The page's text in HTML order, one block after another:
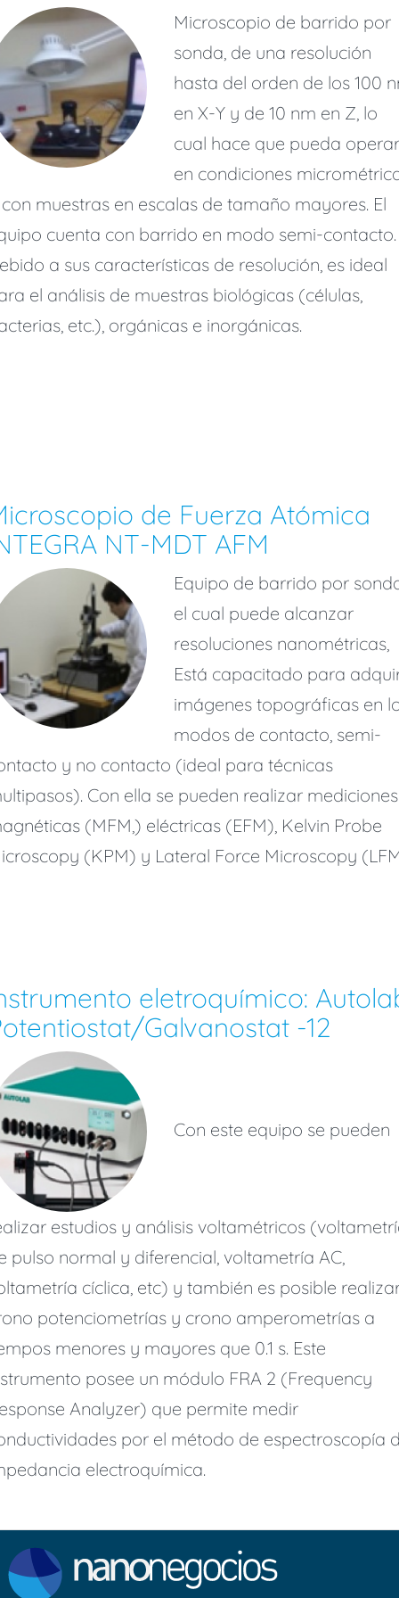
Microscopio de barrido por
sonda, de una resolución
hasta del orden de los 100
en X-Y y de 10 nm en Z, lo
cual hace que pueda operar
en condiciones
muestras en escalas de tamaño mayores. El
cuenta con barrido en modo semi-contacto.
a sus características de resolución, es ideal
el análisis de muestras biológicas (células,
etc.), orgánicas e inorgánicas.
de Fuerza Atómica
NT-MDT AFM
Equipo de barrido por
el cual puede alcanzar
resoluciones nanométricas,
Está capacitado para
imágenes topográficas en
modos de contacto, semi-
y no contacto (ideal para técnicas
Con ella se pueden realizar mediciones
(MFM,) eléctricas (EFM), Kelvin Probe
(KPM) y Lateral Force Microscopy
eletroquímico:
Galvanostat -12
Con este equipo se pueden
estudios y análisis voltamétricos
pulso normal y diferencial, voltametría AC,
cíclica, etc) y también es posible
potenciometrías y crono amperometrías a
menores y mayores que 0.1 s. Este
posee un módulo FRA 2 (Frequency
Analyzer) que permite medir
por el método de espectroscopía
electroquímica.